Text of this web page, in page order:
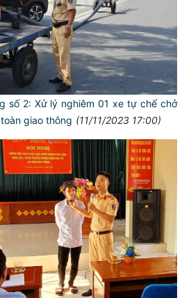
số 2: Xử lý nghiêm 01 xe tự chế chở
giao thông (11/11/2023 17:00)